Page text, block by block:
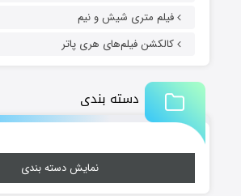
فیلم متری شیش و نیم
کالکشن فیلم‌های هری پاتر
دسته بندی
نمایش دسته بندی